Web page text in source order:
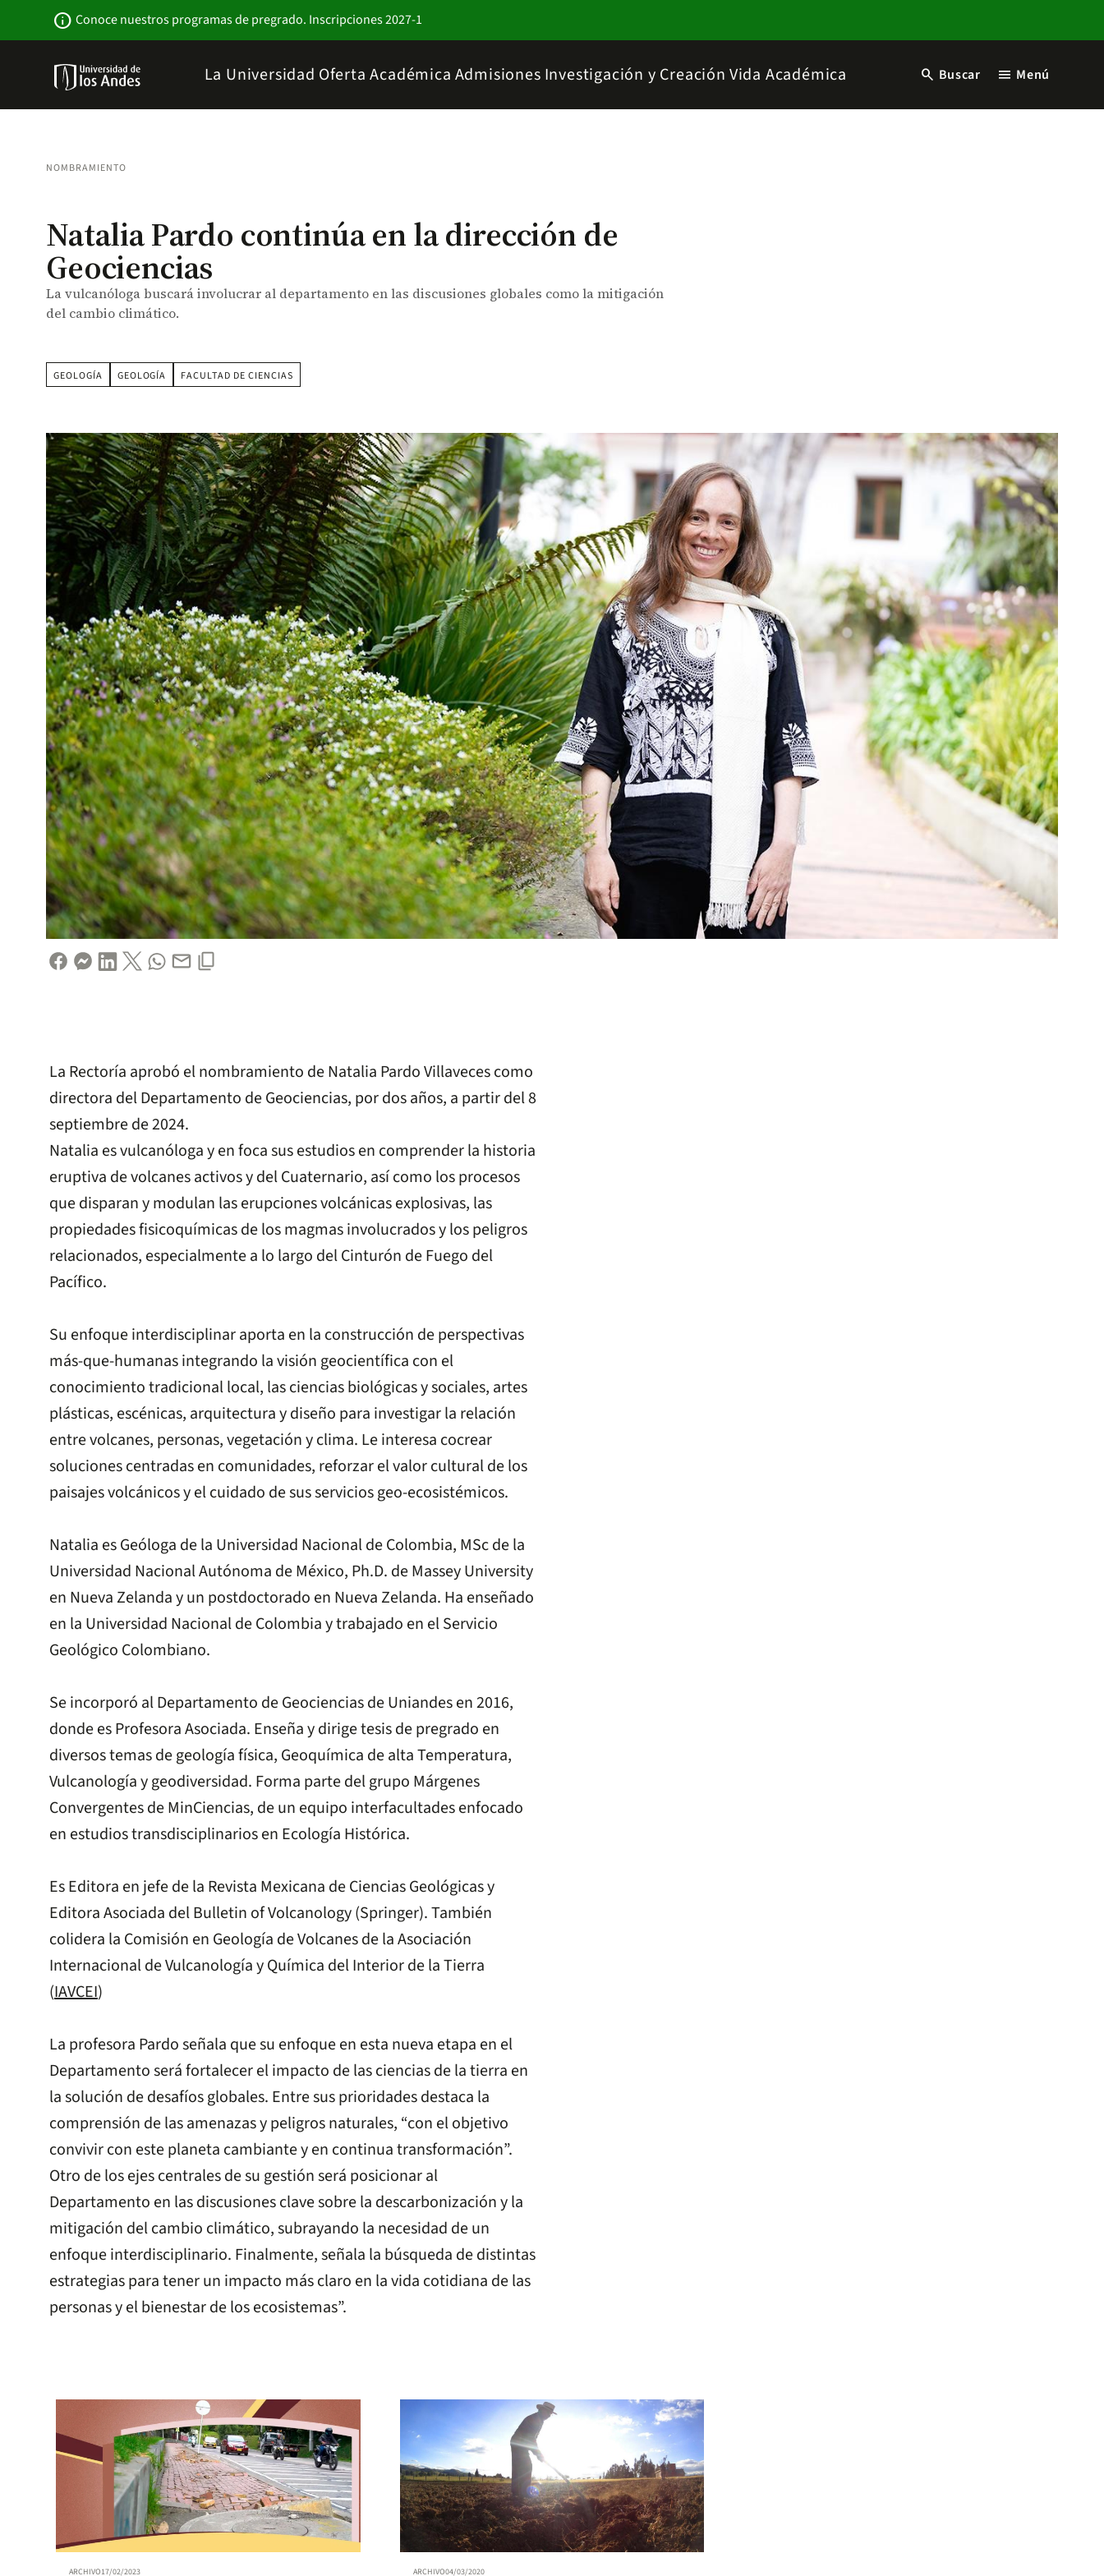
info Conoce nuestros programas de pregrado. Inscripciones 2027-1
La Universidad Oferta Académica Admisiones Investigación y Creación Vida Académica search Buscar menu Menú
NOMBRAMIENTO
Natalia Pardo continúa en la dirección de
Geociencias
La vulcanóloga buscará involucrar al departamento en las discusiones globales como la mitigación
del cambio climático.
GEOLOGÍA GEOLOGÍA FACULTAD DE CIENCIAS
La Rectoría aprobó el nombramiento de Natalia Pardo Villaveces como
directora del Departamento de Geociencias, por dos años, a partir del 8
septiembre de 2024.
Natalia es vulcanóloga y en foca sus estudios en comprender la historia
eruptiva de volcanes activos y del Cuaternario, así como los procesos
que disparan y modulan las erupciones volcánicas explosivas, las
propiedades fisicoquímicas de los magmas involucrados y los peligros
relacionados, especialmente a lo largo del Cinturón de Fuego del
Pacífico.
Su enfoque interdisciplinar aporta en la construcción de perspectivas
más-que-humanas integrando la visión geocientífica con el
conocimiento tradicional local, las ciencias biológicas y sociales, artes
plásticas, escénicas, arquitectura y diseño para investigar la relación
entre volcanes, personas, vegetación y clima. Le interesa cocrear
soluciones centradas en comunidades, reforzar el valor cultural de los
paisajes volcánicos y el cuidado de sus servicios geo-ecosistémicos.
Natalia es Geóloga de la Universidad Nacional de Colombia, MSc de la
Universidad Nacional Autónoma de México, Ph.D. de Massey University
en Nueva Zelanda y un postdoctorado en Nueva Zelanda. Ha enseñado
en la Universidad Nacional de Colombia y trabajado en el Servicio
Geológico Colombiano.
Se incorporó al Departamento de Geociencias de Uniandes en 2016,
donde es Profesora Asociada. Enseña y dirige tesis de pregrado en
diversos temas de geología física, Geoquímica de alta Temperatura,
Vulcanología y geodiversidad. Forma parte del grupo Márgenes
Convergentes de MinCiencias, de un equipo interfacultades enfocado
en estudios transdisciplinarios en Ecología Histórica.
Es Editora en jefe de la Revista Mexicana de Ciencias Geológicas y
Editora Asociada del Bulletin of Volcanology (Springer). También
colidera la Comisión en Geología de Volcanes de la Asociación
Internacional de Vulcanología y Química del Interior de la Tierra
(IAVCEI)
La profesora Pardo señala que su enfoque en esta nueva etapa en el
Departamento será fortalecer el impacto de las ciencias de la tierra en
la solución de desafíos globales. Entre sus prioridades destaca la
comprensión de las amenazas y peligros naturales, “con el objetivo
convivir con este planeta cambiante y en continua transformación”.
Otro de los ejes centrales de su gestión será posicionar al
Departamento en las discusiones clave sobre la descarbonización y la
mitigación del cambio climático, subrayando la necesidad de un
enfoque interdisciplinario. Finalmente, señala la búsqueda de distintas
estrategias para tener un impacto más claro en la vida cotidiana de las
personas y el bienestar de los ecosistemas”.
ARCHIVO17/02/2023 ARCHIVO04/03/2020